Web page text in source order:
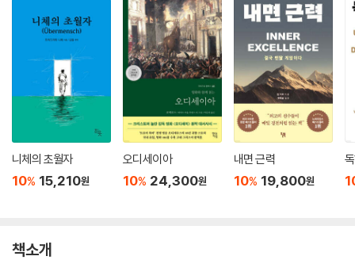
니체의 초월자
10% 15,210원
오디세이아
10% 24,300원
내면 근력
10% 19,800원
책소개